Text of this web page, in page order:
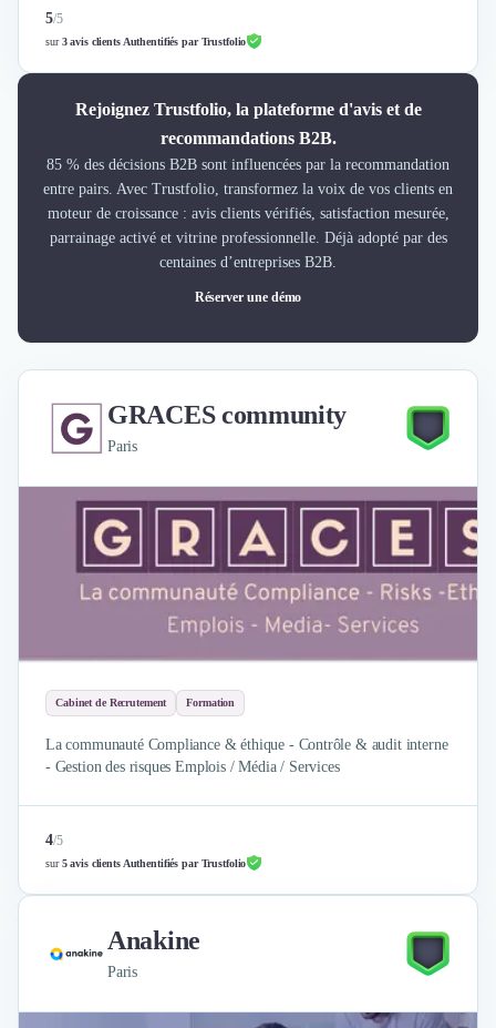
5/5
sur3 avis clients Authentifiés par Trustfolio
Rejoignez Trustfolio, la plateforme d'avis et de
recommandations B2B.
85 % des décisions B2B sont influencées par la recommandation
entre pairs. Avec Trustfolio, transformez la voix de vos clients en
moteur de croissance : avis clients vérifiés, satisfaction mesurée,
parrainage activé et vitrine professionnelle. Déjà adopté par des
centaines d’entreprises B2B.
Réserver une démo
GRACES community
Paris
Cabinet de Recrutement Formation
La communauté Compliance & éthique - Contrôle & audit interne
- Gestion des risques Emplois / Média / Services
4/5
sur5 avis clients Authentifiés par Trustfolio
Anakine
Paris